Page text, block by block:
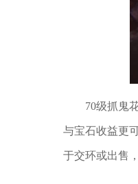
70级抓鬼
与宝石收益更
于交环或出售